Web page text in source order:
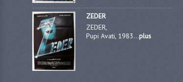
ZEDER
ZEDER,
Pupi Avati, 1983...plus